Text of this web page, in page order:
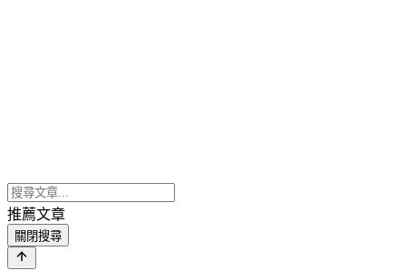
推薦文章
關閉搜尋